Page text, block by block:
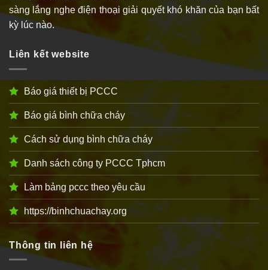
sàng lắng nghe điện thoại giải quyết khó khăn của bạn bất
kỳ lúc nào.
Liên kết website
Báo giá thiết bị PCCC
Báo giá bình chữa cháy
Cách sử dụng bình chữa cháy
Danh sách công ty PCCC Tphcm
Làm bảng pccc theo yêu cầu
https://binhchuachay.org
Thông tin liên hệ